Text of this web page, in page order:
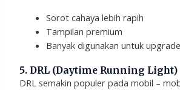
Sorot cahaya lebih rapih
Tampilan premium
Banyak digunakan untuk
5. DRL (Daytime Running Light)
DRL semakin populer pada mobil –